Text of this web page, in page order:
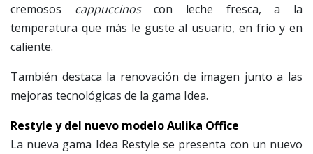
cremosos cappuccinoscon leche fresca, a la
temperatura que más le guste al usuario, en frío y en
caliente.
También destaca la renovación de imagen junto a las
mejoras tecnológicas de la gama Idea.
Restyle y del nuevo modelo Aulika Office
La nueva gama Idea Restyle se presenta con un nuevo